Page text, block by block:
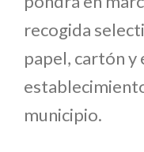
recogida
papel, cartón y
municipio.